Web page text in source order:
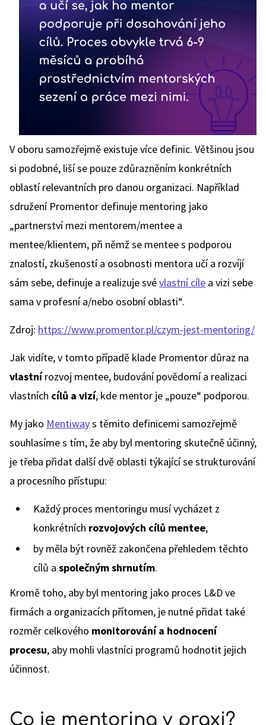
V oboru samozřejmě existuje více definic. Většinou jsou
si podobné, liší se pouze zdůrazněním konkrétních
oblastí relevantních pro danou organizaci. Například
sdružení Promentor definuje mentoring jako
„partnerství mezi mentorem/mentee a
mentee/klientem, při němž se mentee s podporou
znalostí, zkušeností a osobnosti mentora učí a rozvíjí
sám sebe, definuje a realizuje svévlastní cíle a vizi sebe
sama v profesní a/nebo osobní oblasti“.
Zdroj: https://www.promentor.pl/czym-jest-mentoring/
Jak vidíte, v tomto případě klade Promentor důraz na
vlastnírozvoj mentee, budování povědomí a realizaci
vlastních cílů a vizí, kde mentor je „pouze“ podporou.
My jako Mentiways těmito definicemi samozřejmě
souhlasíme s tím, že aby byl mentoring skutečně účinný,
je třeba přidat další dvě oblasti týkající se strukturování
a procesního přístupu:
Každý proces mentoringu musí vycházet z
konkrétních rozvojových cílů mentee,
by měla být rovněž zakončena přehledem těchto
cílů a společným shrnutím.
Kromě toho, aby byl mentoring jako proces L&D ve
firmách a organizacích přítomen, je nutné přidat také
rozměr celkového monitorování a hodnocení
procesu, aby mohli vlastníci programů hodnotit jejich
účinnost.
Co je mentoring v praxi?